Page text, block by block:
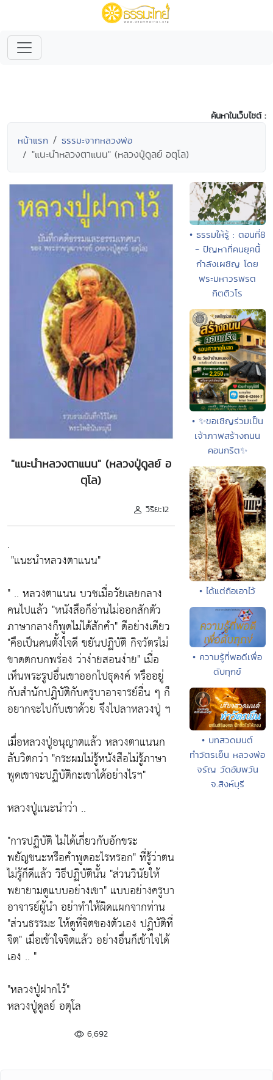
ค้นหาในเว็บไซต์ :
หน้าแรก ธรรมะจากหลวงพ่อ
"แนะนำหลวงตาแนน" (หลวงปู่ดูลย์ อตุโล)
"แนะนำหลวงตาแนน" (หลวงปู่ดูลย์ อ
ตุโล)
วิริยะ12
.
"แนะนำหลวงตาแนน"
" .. หลวงตาแนน บวชเมื่อวัยเลยกลาง
คนไปแล้ว "หนังสือก็อ่านไม่ออกสักตัว
ภาษากลางก็พูดไม่ได้สักคำ"ดีอย่างเดียว
"คือเป็นคนตั้งใจดี ขยันปฏิบัติ กิจวัตรไม่
ขาดตกบกพร่อง ว่าง่ายสอนง่าย" เมื่อ
เห็นพระรูปอื่นเขาออกไปธุดงค์ หรืออยู่
กับสำนักปฏิบัติกับครูบาอาจารย์อื่น ๆ ก็
อยากจะไปกับเขาด้วย จึงไปลาหลวงปู่ ฯ
เมื่อหลวงปู่อนุญาตแล้ว หลวงตาแนนก
ลับวิตกว่า "กระผมไม่รู้หนังสือไม่รู้ภาษา
พูดเขาจะปฏิบัติกะเขาได้อย่างไรฯ"
หลวงปู่แนะนำว่า ..
"การปฏิบัติ ไม่ได้เกี่ยวกับอักขระ
พยัญชนะหรือคำพูดอะไรหรอก"ที่รู้ว่าตน
ไม่รู้ก็ดีแล้ว วิธีปฏิบัตินั้น "ส่วนวินัยให้
พยายามดูแบบอย่างเขา" แบบอย่างครูบา
อาจารย์ผู้นำ อย่าทำให้ผิดแผกจากท่าน
"ส่วนธรรมะ ให้ดูที่จิตของตัวเอง ปฏิบัติที่
จิต" เมื่อเข้าใจจิตแล้ว อย่างอื่นก็เข้าใจได้
เอง .. "
"หลวงปู่ฝากไว้"
หลวงปู่ดูลย์ อตุโล
6,692
• ธรรมให้รู้ : ตอนที่8
- ปัญหาที่คนยุคนี้
กำลังเผชิญ โดย
พระมหาวรพรต
กิตติวโร
• ✨ขอเชิญร่วมเป็น
เจ้าภาพสร้างถนน
คอนกรีต✨
• ได้แต่ถือเอาไว้
• ความรู้ที่พอดีเพื่อ
ดับทุกข์
• บทสวดมนต์
ทำวัตรเย็น หลวงพ่อ
จรัญ วัดอัมพวัน
จ.สิงห์บุรี